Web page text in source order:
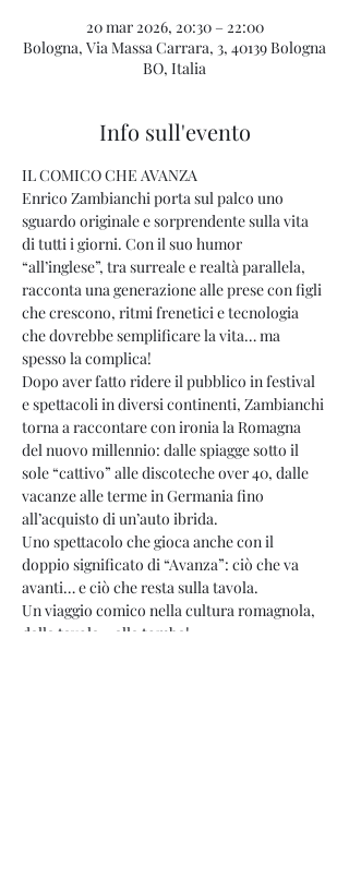
20 mar 2026, 20:30 – 22:00
Bologna, Via Massa Carrara, 3, 40139 Bologna
BO, Italia
Info sull'evento
IL COMICO CHE AVANZA
Enrico Zambianchi porta sul palco uno
sguardo originale e sorprendente sulla vita
di tutti i giorni. Con il suo humor
“all’inglese”, tra surreale e realtà parallela,
racconta una generazione alle prese con figli
che crescono, ritmi frenetici e tecnologia
che dovrebbe semplificare la vita… ma
spesso la complica!
Dopo aver fatto ridere il pubblico in festival
e spettacoli in diversi continenti, Zambianchi
torna a raccontare con ironia la Romagna
del nuovo millennio: dalle spiagge sotto il
sole “cattivo” alle discoteche over 40, dalle
vacanze alle terme in Germania fino
all’acquisto di un’auto ibrida.
Uno spettacolo che gioca anche con il
doppio significato di “Avanza”: ciò che va
avanti… e ciò che resta sulla tavola.
Un viaggio comico nella cultura romagnola,
dalla tavola… alla tomba!